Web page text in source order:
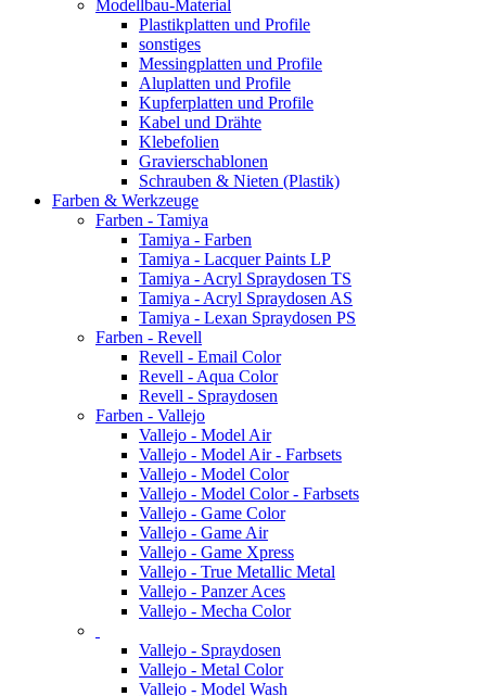
Modellbau-Material
Plastikplatten und Profile
sonstiges
Messingplatten und Profile
Aluplatten und Profile
Kupferplatten und Profile
Kabel und Drähte
Klebefolien
Gravierschablonen
Schrauben & Nieten (Plastik)
Farben & Werkzeuge
Farben - Tamiya
Tamiya - Farben
Tamiya - Lacquer Paints LP
Tamiya - Acryl Spraydosen TS
Tamiya - Acryl Spraydosen AS
Tamiya - Lexan Spraydosen PS
Farben - Revell
Revell - Email Color
Revell - Aqua Color
Revell - Spraydosen
Farben - Vallejo
Vallejo - Model Air
Vallejo - Model Air - Farbsets
Vallejo - Model Color
Vallejo - Model Color - Farbsets
Vallejo - Game Color
Vallejo - Game Air
Vallejo - Game Xpress
Vallejo - True Metallic Metal
Vallejo - Panzer Aces
Vallejo - Mecha Color
Vallejo - Spraydosen
Vallejo - Metal Color
Vallejo - Model Wash